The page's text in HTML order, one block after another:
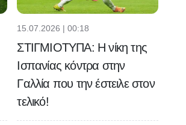
15.07.2026 | 00:18
ΣΤΙΓΜΙΟΤΥΠΑ: Η νίκη της
Ισπανίας κόντρα στην
Γαλλία που την έστειλε στον
τελικό!